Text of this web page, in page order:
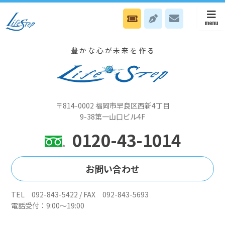
5月11日（日）電気ビル共創館3階でセミナー『繋がりについて』があ
ります
豊かな心が未来を作る
〒814-0002 福岡市早良区西新4丁目
9-38第一山口ビル4F
0120-43-1014
お問い合わせ
TEL 092-843-5422 / FAX 092-843-5693
電話受付：9:00～19:00